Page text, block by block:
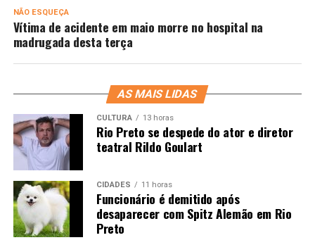
NÃO ESQUEÇA
Vítima de acidente em maio morre no hospital na
madrugada desta terça
AS MAIS LIDAS
CULTURA 13 horas
Rio Preto se despede do ator e diretor
teatral Rildo Goulart
CIDADES 11 horas
Funcionário é demitido após
desaparecer com Spitz Alemão em Rio
Preto